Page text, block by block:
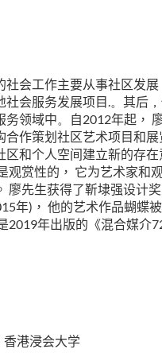
社会工作主要从事社区发展
社会服务发展项目.。 其后 ，
务领域中。 自2012年起，
合作策划社区艺术项目和展
区和个人空间建立新的存
观赏性的， 它为艺术家和
廖先生获得了靳埭强设计
年)， 他的艺术作品蝴蝶
2019年出版的《混合媒介
香港浸会大学